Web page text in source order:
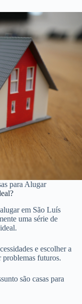
para Alugar
em São Luís
uma série de
e escolher a
problemas futuros.
são casas para